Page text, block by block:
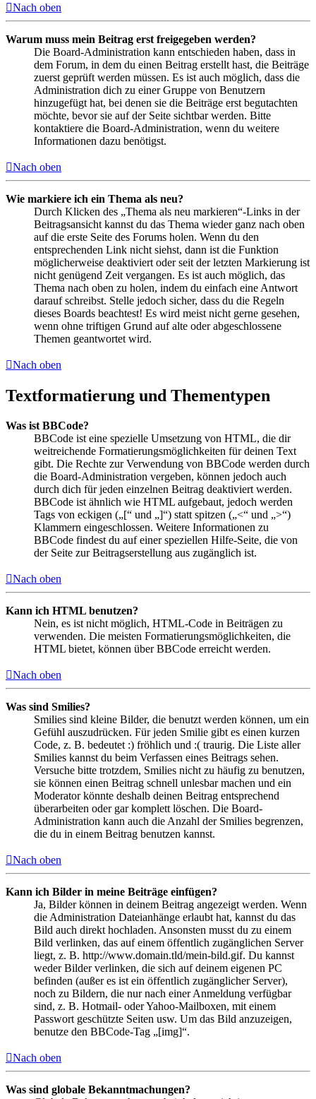
Nach oben
Warum muss mein Beitrag erst freigegeben werden?
Die Board-Administration kann entschieden haben, dass in
dem Forum, in dem du einen Beitrag erstellt hast, die Beiträge
zuerst geprüft werden müssen. Es ist auch möglich, dass die
Administration dich zu einer Gruppe von Benutzern
hinzugefügt hat, bei denen sie die Beiträge erst begutachten
möchte, bevor sie auf der Seite sichtbar werden. Bitte
kontaktiere die Board-Administration, wenn du weitere
Informationen dazu benötigst.
Nach oben
Wie markiere ich ein Thema als neu?
Durch Klicken des „Thema als neu markieren“-Links in der
Beitragsansicht kannst du das Thema wieder ganz nach oben
auf die erste Seite des Forums holen. Wenn du den
entsprechenden Link nicht siehst, dann ist die Funktion
möglicherweise deaktiviert oder seit der letzten Markierung ist
nicht genügend Zeit vergangen. Es ist auch möglich, das
Thema nach oben zu holen, indem du einfach eine Antwort
darauf schreibst. Stelle jedoch sicher, dass du die Regeln
dieses Boards beachtest! Es wird meist nicht gerne gesehen,
wenn ohne triftigen Grund auf alte oder abgeschlossene
Themen geantwortet wird.
Nach oben
Textformatierung und Thementypen
Was ist BBCode?
BBCode ist eine spezielle Umsetzung von HTML, die dir
weitreichende Formatierungsmöglichkeiten für deinen Text
gibt. Die Rechte zur Verwendung von BBCode werden durch
die Board-Administration vergeben, können jedoch auch
durch dich für jeden einzelnen Beitrag deaktiviert werden.
BBCode ist ähnlich wie HTML aufgebaut, jedoch werden
Tags von eckigen („[“ und „]“) statt spitzen („<“ und „>“)
Klammern eingeschlossen. Weitere Informationen zu
BBCode findest du auf einer speziellen Hilfe-Seite, die von
der Seite zur Beitragserstellung aus zugänglich ist.
Nach oben
Kann ich HTML benutzen?
Nein, es ist nicht möglich, HTML-Code in Beiträgen zu
verwenden. Die meisten Formatierungsmöglichkeiten, die
HTML bietet, können über BBCode erreicht werden.
Nach oben
Was sind Smilies?
Smilies sind kleine Bilder, die benutzt werden können, um ein
Gefühl auszudrücken. Für jeden Smilie gibt es einen kurzen
Code, z. B. bedeutet :) fröhlich und :( traurig. Die Liste aller
Smilies kannst du beim Verfassen eines Beitrags sehen.
Versuche bitte trotzdem, Smilies nicht zu häufig zu benutzen,
sie können einen Beitrag schnell unlesbar machen und ein
Moderator könnte deshalb deinen Beitrag entsprechend
überarbeiten oder gar komplett löschen. Die Board-
Administration kann auch die Anzahl der Smilies begrenzen,
die du in einem Beitrag benutzen kannst.
Nach oben
Kann ich Bilder in meine Beiträge einfügen?
Ja, Bilder können in deinem Beitrag angezeigt werden. Wenn
die Administration Dateianhänge erlaubt hat, kannst du das
Bild auch direkt hochladen. Ansonsten musst du zu einem
Bild verlinken, das auf einem öffentlich zugänglichen Server
liegt, z. B. http://www.domain.tld/mein-bild.gif. Du kannst
weder Bilder verlinken, die sich auf deinem eigenen PC
befinden (außer es ist ein öffentlich zugänglicher Server),
noch zu Bildern, die nur nach einer Anmeldung verfügbar
sind, z. B. Hotmail- oder Yahoo-Mailboxen, mit einem
Passwort geschützte Seiten usw. Um das Bild anzuzeigen,
benutze den BBCode-Tag „[img]“.
Nach oben
Was sind globale Bekanntmachungen?